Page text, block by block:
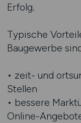
Erfolg.
Typische
Baugewerbe
• zeit- und
Stellen
• bessere
Online-